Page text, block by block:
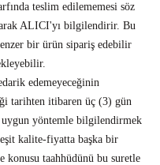
teslim edilememesi söz
ALICI'yı bilgilendirir. Bu
bir ürün sipariş edebilir
edemeyeceğinin
tarihten itibaren üç (3) gün
yöntemle bilgilendirmek
eşit kalite-fiyatta başka bir
taahhüdünü bu suretle